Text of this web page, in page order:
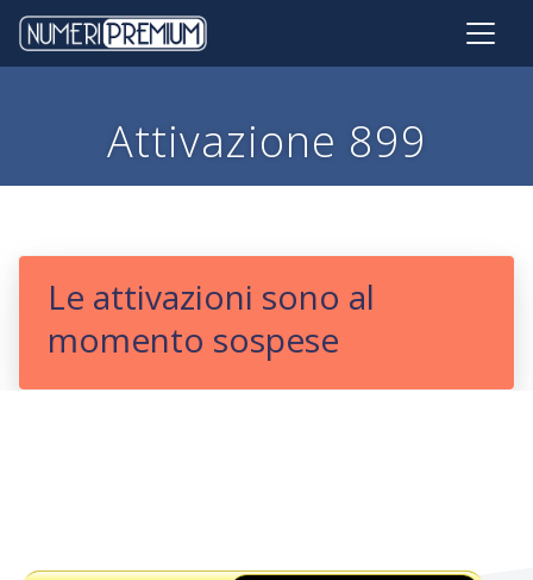
Attivazione 899
Le attivazioni sono al
momento sospese